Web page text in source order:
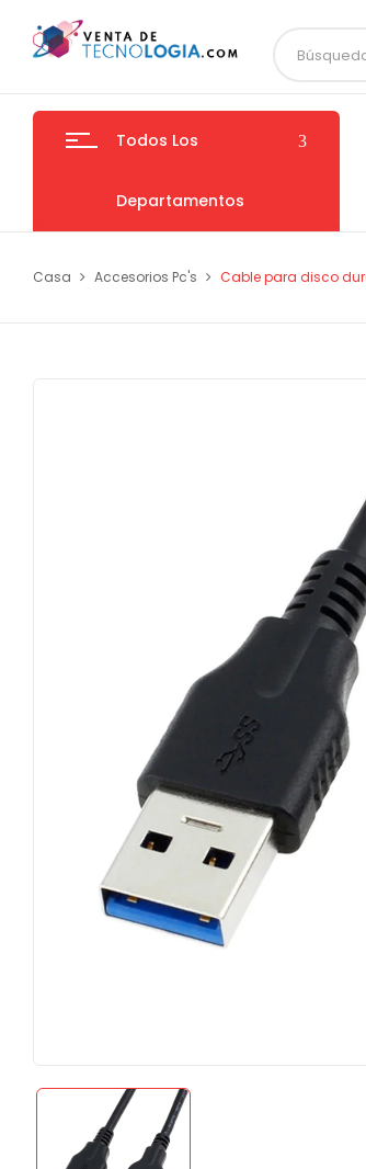
Todos Los
Departamentos
Casa Accesorios Pc's Cable para disco